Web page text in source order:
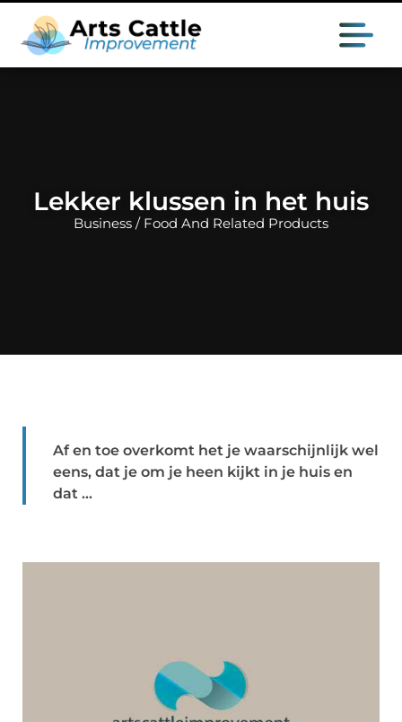
Lekker klussen in het huis
Business / Food And Related Products
Af en toe overkomt het je waarschijnlijk wel
eens, dat je om je heen kijkt in je huis en
dat ...